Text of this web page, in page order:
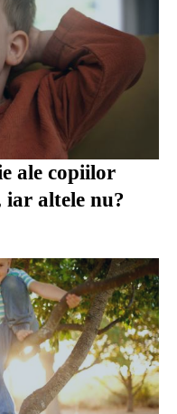
ale copiilor
altele nu?